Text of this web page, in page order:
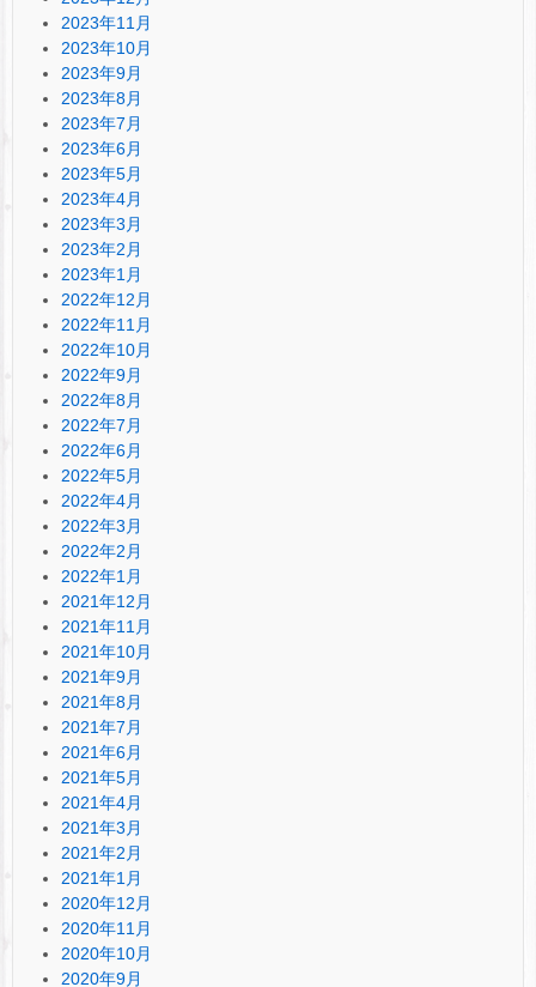
2023年11月
2023年10月
2023年9月
2023年8月
2023年7月
2023年6月
2023年5月
2023年4月
2023年3月
2023年2月
2023年1月
2022年12月
2022年11月
2022年10月
2022年9月
2022年8月
2022年7月
2022年6月
2022年5月
2022年4月
2022年3月
2022年2月
2022年1月
2021年12月
2021年11月
2021年10月
2021年9月
2021年8月
2021年7月
2021年6月
2021年5月
2021年4月
2021年3月
2021年2月
2021年1月
2020年12月
2020年11月
2020年10月
2020年9月